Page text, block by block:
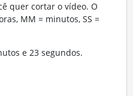
quer cortar o vídeo. O
MM = minutos, SS =
e 23 segundos.